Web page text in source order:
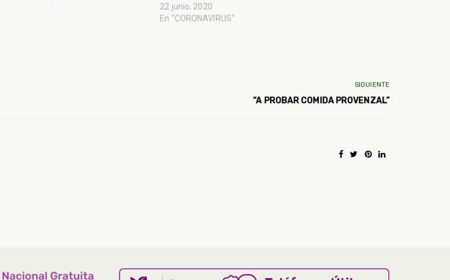
22 junio, 2020
En "CORONAVIRUS"
SIGUIENTE
“A PROBAR COMIDA PROVENZAL”